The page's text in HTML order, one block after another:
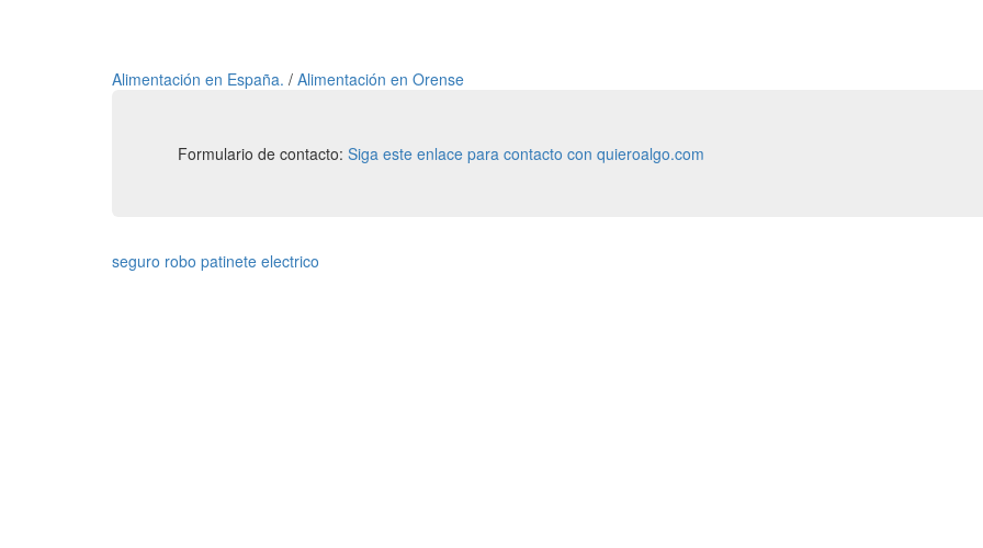
Alimentación en España. / Alimentación en Orense
Formulario de contacto: Siga este enlace para contacto con quieroalgo.com
seguro robo patinete electrico